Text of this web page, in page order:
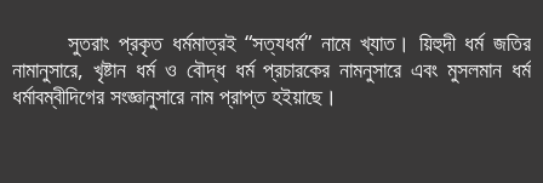
সুতরাং প্রকৃত ধর্মমাত্র‌ই “সত্যধর্ম” নামে খ্যাত। য়িহুদী ধর্ম জতির
নামানুসারে, খৃষ্টান ধর্ম ও বৌদ্ধ ধর্ম প্রচারকের নামনুসারে এবং মুসলমান ধর্ম
ধর্মাবম্বীদিগের সংজ্ঞানুসারে নাম প্রাপ্ত হ‌ইয়াছে।